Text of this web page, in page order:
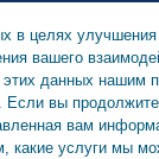
в целях
вашего
данных нашим
Если вы
вам
какие услуги мы